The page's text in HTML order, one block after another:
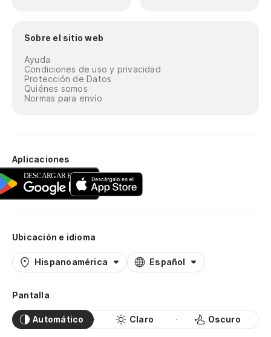
Sobre el sitio web
Ayuda
Condiciones de uso y privacidad
Protección de Datos
Quiénes somos
Normas para envío
Aplicaciones
Ubicación e idioma
Hispanoamérica Español
Pantalla
Automático Claro Oscuro